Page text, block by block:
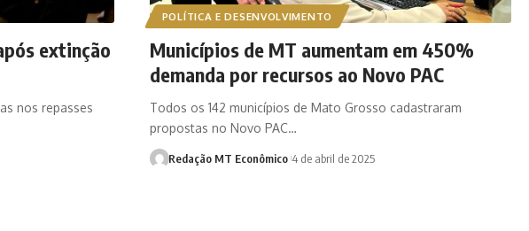
extinção
nos repasses
POLÍTICA E DESENVOLVIMENTO
Municípios de MT aumentam em 450%
demanda por recursos ao Novo PAC
Todos os 142 municípios de Mato Grosso cadastraram
propostas no Novo PAC…
Redação MT Econômico 4 de abril de 2025